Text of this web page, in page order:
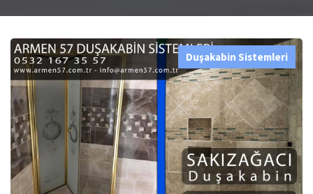
Duşakabin Sistemleri